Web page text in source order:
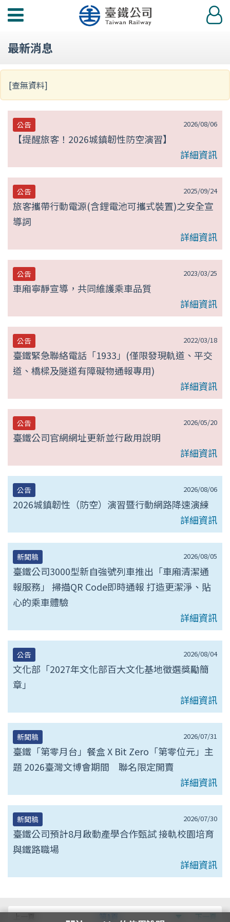
功
選
登
入
最新消息
[查無資料]
2026/08/06
公告
【提醒旅客！2026城鎮韌性防空演習】
詳細資訊
2025/09/24
公告
旅客攜帶行動電源(含鋰電池可攜式裝置)之安全宣
導詞
詳細資訊
2023/03/25
公告
車廂寧靜宣導，共同維護乘車品質
詳細資訊
2022/03/18
公告
臺鐵緊急聯絡電話「1933」(僅限發現軌道、平交
道、橋樑及隧道有障礙物通報專用)
詳細資訊
2026/05/20
公告
臺鐵公司官網網址更新並行啟用說明
詳細資訊
2026/08/06
公告
2026城鎮韌性（防空）演習暨行動網路降速演練
詳細資訊
2026/08/05
新聞稿
臺鐵公司3000型新自強號列車推出「車廂清潔通
報服務」 掃描QR Code即時通報 打造更潔淨、貼
心的乘車體驗
詳細資訊
2026/08/04
公告
文化部「2027年文化部百大文化基地徵選獎勵簡
章」
詳細資訊
2026/07/31
新聞稿
臺鐵「第零月台」餐盒 X Bit Zero「第零位元」主
題 2026臺灣文博會期間 聯名限定開賣
詳細資訊
2026/07/30
新聞稿
臺鐵公司預計8月啟動產學合作甄試 接軌校園培育
與鐵路職場
詳細資訊
上一頁 第
第1頁
下一頁